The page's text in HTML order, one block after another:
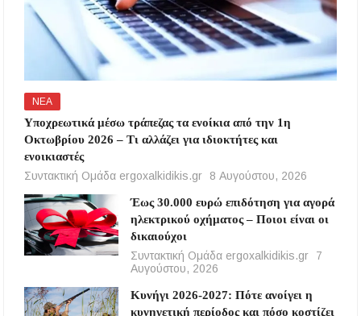
ΝΕΑ
Υποχρεωτικά μέσω τράπεζας τα ενοίκια από την 1η
Οκτωβρίου 2026 – Τι αλλάζει για ιδιοκτήτες και
ενοικιαστές
Συντακτική Ομάδα ergoxalkidikis.gr
8 Αυγούστου, 2026
Έως 30.000 ευρώ επιδότηση για αγορά
ηλεκτρικού οχήματος – Ποιοι είναι οι
δικαιούχοι
Συντακτική Ομάδα ergoxalkidikis.gr
7
Αυγούστου, 2026
Κυνήγι 2026-2027: Πότε ανοίγει η
κυνηγετική περίοδος και πόσο κοστίζει